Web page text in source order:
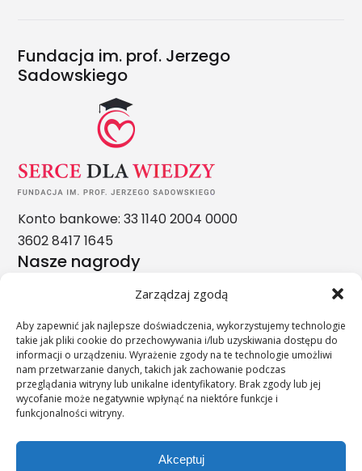
Zarządzaj zgodą
Aby zapewnić jak najlepsze doświadczenia, wykorzystujemy technologie
takie jak pliki cookie do przechowywania i/lub uzyskiwania dostępu do
informacji o urządzeniu. Wyrażenie zgody na te technologie umożliwi
nam przetwarzanie danych, takich jak zachowanie podczas
przeglądania witryny lub unikalne identyfikatory. Brak zgody lub jej
wycofanie może negatywnie wpłynąć na niektóre funkcje i
funkcjonalności witryny.
Akceptuj
Fundacja im. prof. Jerzego
Sadowskiego
Konto bankowe: 33 1140 2004 0000
3602 8417 1645
Nasze nagrody